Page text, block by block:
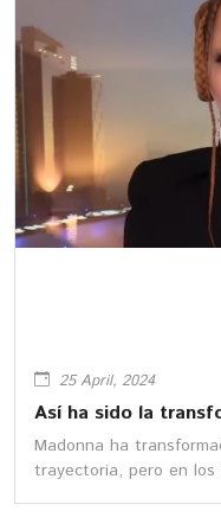
25 April, 2024
Así ha sido la
Madonna ha
trayectoria, pero en los